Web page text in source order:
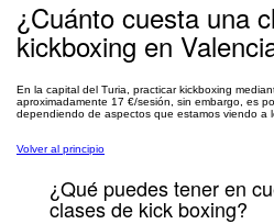
¿Cuánto cuesta una
kickboxing en
En la capital del Turia, practicar kickboxing
aproximadamente 17 €/sesión, sin embargo, es
dependiendo de aspectos que estamos viendo a
Volver al principio
¿Qué puedes tener en
clases de kick boxing?